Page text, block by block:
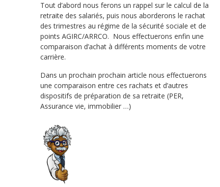
Tout d’abord nous ferons un rappel sur le calcul de la
retraite des salariés, puis nous aborderons le rachat
des trimestres au régime de la sécurité sociale et de
points AGIRC/ARRCO. Nous effectuerons enfin une
comparaison d’achat à différents moments de votre
carrière.
Dans un prochain prochain article nous effectuerons
une comparaison entre ces rachats et d’autres
dispositifs de préparation de sa retraite (PER,
Assurance vie, immobilier …)